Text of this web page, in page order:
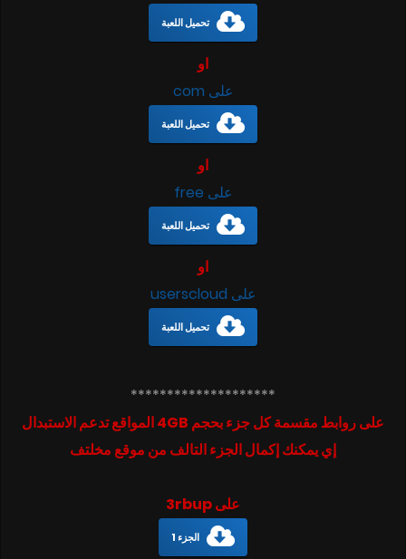
تحميل اللعبة
او
على com
تحميل اللعبة
او
على free
تحميل اللعبة
او
على userscloud
تحميل اللعبة
********************
على روابط مقسمة كل جزء بحجم 4GB المواقع تدعم الاستبدال
إي يمكنك إكمال الجزء التالف من موقع مخلتف
على 3rbup
الجزء 1